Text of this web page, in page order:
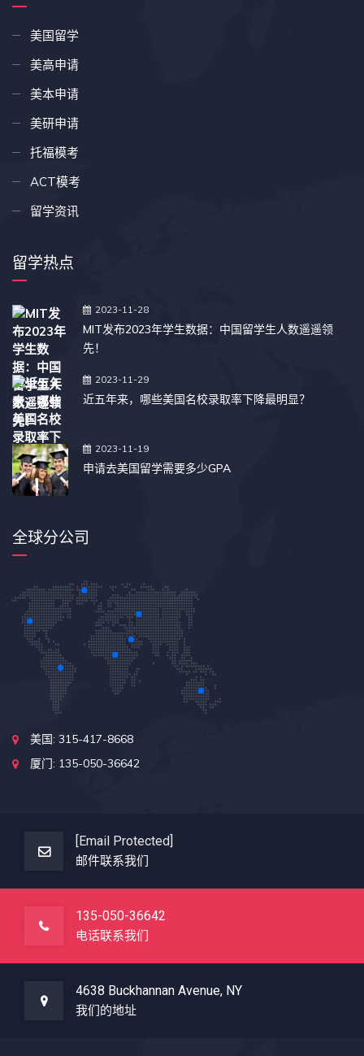
美国留学
美高申请
美本申请
美研申请
托福模考
ACT模考
留学资讯
留学热点
2023-11-28
MIT发布2023年学生数据：中国留学生人数遥遥领
先！
2023-11-29
近五年来，哪些美国名校录取率下降最明显？
2023-11-19
申请去美国留学需要多少GPA
全球分公司
美国: 315-417-8668
厦门: 135-050-36642
[email Protected]
邮件联系我们
135-050-36642
电话联系我们
4638 Buckhannan Avenue, NY
我们的地址